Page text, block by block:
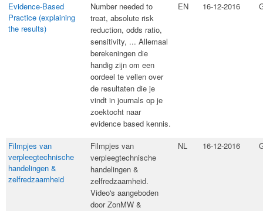
Evidence-Based
Practice (explaining
the results)
​Number needed to
treat, absolute risk
reduction, odds ratio,
sensitivity, ... Allemaal
berekeningen die
handig zijn om een
oordeel te vellen over
de resultaten die je
vindt in journals op je
zoektocht naar
evidence based kennis.
EN 16-12-2016
Filmpjes van
verpleegtechnische
handelingen &
zelfredzaamheid
​Filmpjes van
verpleegtechnische
handelingen &
zelfredzaamheid.
Video's aangeboden
door ZonMW &
NL 16-12-2016